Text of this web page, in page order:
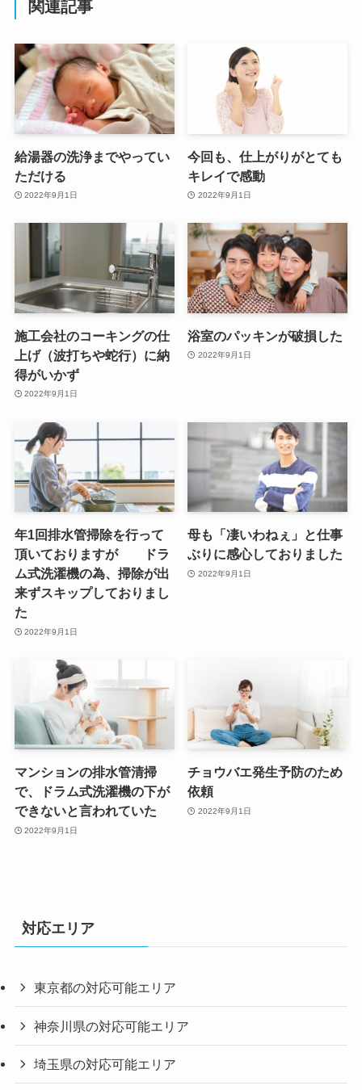
関連記事
給湯器の洗浄までやってい
ただける
2022年9月1日
今回も、仕上がりがとても
キレイで感動
2022年9月1日
施工会社のコーキングの仕
上げ（波打ちや蛇行）に納
得がいかず
2022年9月1日
浴室のパッキンが破損した
2022年9月1日
年1回排水管掃除を行って
頂いておりますが ドラ
ム式洗濯機の為、掃除が出
来ずスキップしておりまし
た
2022年9月1日
母も「凄いわねぇ」と仕事
ぶりに感心しておりました
2022年9月1日
マンションの排水管清掃
で、ドラム式洗濯機の下が
できないと言われていた
2022年9月1日
チョウバエ発生予防のため
依頼
2022年9月1日
対応エリア
東京都の対応可能エリア
神奈川県の対応可能エリア
埼玉県の対応可能エリア